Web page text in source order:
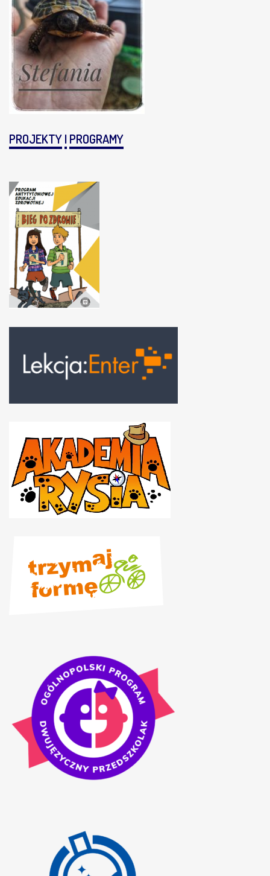
PROJEKTYIPROGRAMY